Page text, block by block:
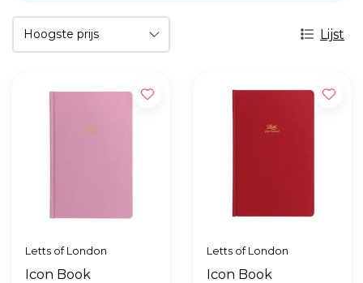
Lijst
Letts of London
Icon Book
Letts of London
Icon Book